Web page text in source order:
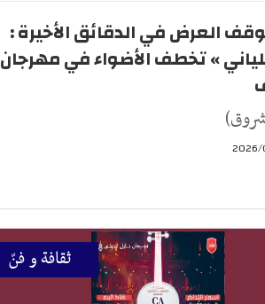
العرض في الدقائق الأخيرة :
» تخطف الأضواء في مهرجان
ثقافة و فنّ